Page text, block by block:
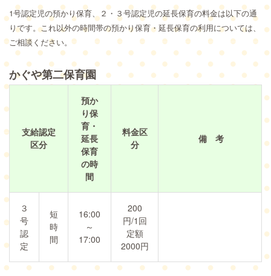
1号認定児の預かり保育、２・３号認定児の延長保育の料金は以下の通
りです。これ以外の時間帯の預かり保育・延長保育の利用については、
ご相談ください。
かぐや第二保育園
支給認定
区分
預か
り保
育・
延長
保育
の時
間
料金区
分
備 考
３
号
認
定
短
時
間
16:00
～
17:00
200
円/1回
定額
2000円